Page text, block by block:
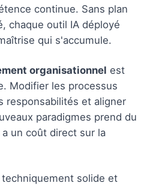
continue. Sans plan
chaque outil IA déployé
qui s'accumule.
organisationnel est
Modifier les processus
responsabilités et aligner
paradigmes prend du
un coût direct sur la
solide et